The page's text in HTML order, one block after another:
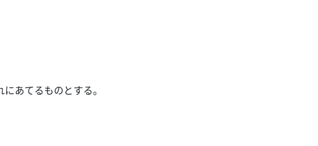
あてるものとする。